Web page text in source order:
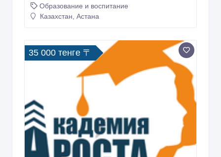
Образование и воспитание
Казахстан, Астана
35 000 тенге 〒